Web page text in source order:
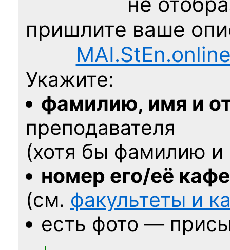
пришлите ваше
Укажите:
фамилию, имя и
преподавателя
(хотя бы фамилию
номер его/её
(см. факультеты и
есть фото —